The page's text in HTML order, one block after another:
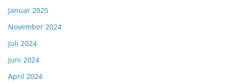
Januar 2025
November 2024
Juli 2024
Juni 2024
April 2024